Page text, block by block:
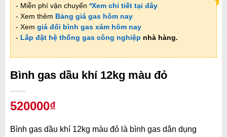
- Miễn phí vận chuyển *Xem chi tiết tại đây
- Xem thêm Bảng giá gas hôm nay
- Xem giá đổi bình gas xám hôm nay
- Lắp đặt hệ thống gas công nghiệp nhà hàng.
Bình gas dầu khí 12kg màu đỏ
520000₫
Bình gas dầu khí 12kg màu đỏ là bình gas dân dụng